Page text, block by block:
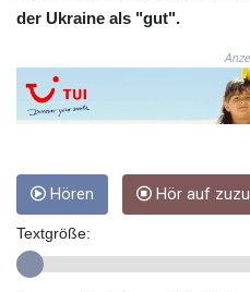
der Ukraine als "gut".
Hören Hör auf
Textgröße: